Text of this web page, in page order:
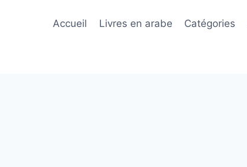
Accueil Livres en arabe Catégories